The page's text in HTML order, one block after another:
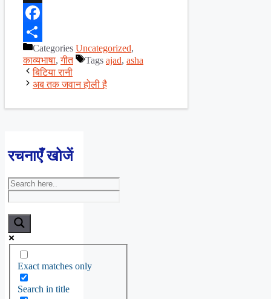
X
Facebook
ShareCategories Uncategorized,
काव्यभाषा,गीत Tags ajad, asha
बिटिया रानी
अब तक जवान होली है
रचनाएँ खोजें
Exact matches only
Search in title